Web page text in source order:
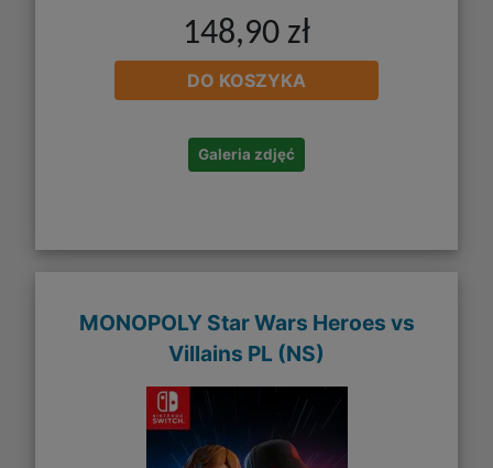
148,90 zł
DO KOSZYKA
Galeria zdjęć
MONOPOLY Star Wars Heroes vs
Villains PL (NS)